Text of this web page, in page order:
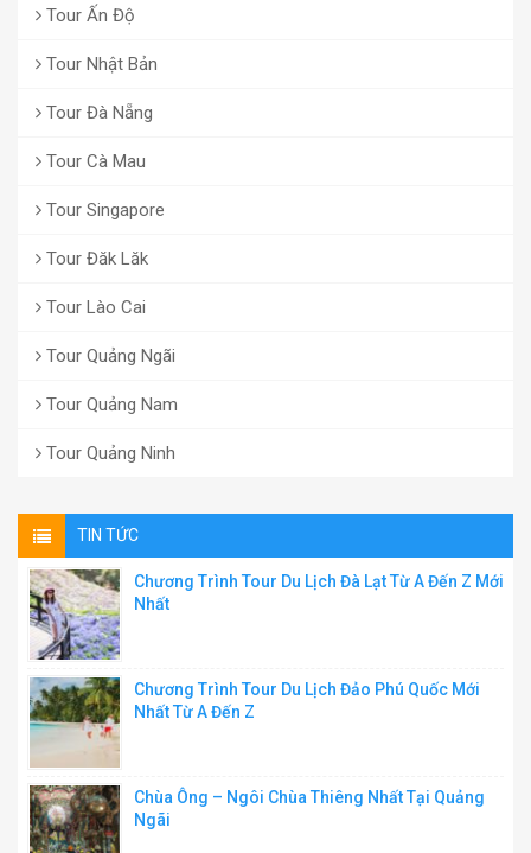
Tour Ấn Độ
Tour Nhật Bản
Tour Đà Nẵng
Tour Cà Mau
Tour Singapore
Tour Đăk Lăk
Tour Lào Cai
Tour Quảng Ngãi
Tour Quảng Nam
Tour Quảng Ninh
TIN TỨC
Chương Trình Tour Du Lịch Đà Lạt Từ A Đến Z Mới
Nhất
Chương Trình Tour Du Lịch Đảo Phú Quốc Mới
Nhất Từ A Đến Z
Chùa Ông – Ngôi Chùa Thiêng Nhất Tại Quảng
Ngãi